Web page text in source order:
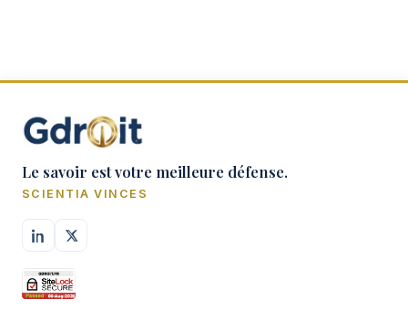
Le savoir est votre meilleure défense.
SCIENTIA VINCES